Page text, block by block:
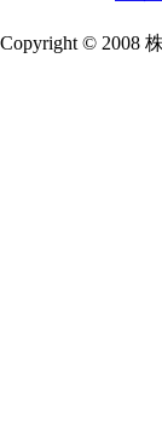
Copyright © 2008